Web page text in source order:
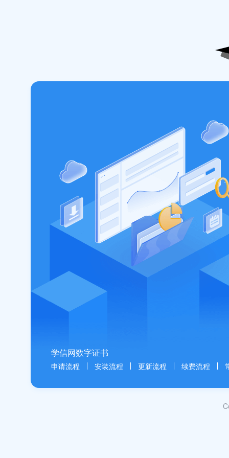
学信网数字证书
申请流程 安装流程 更新流程 续费流程